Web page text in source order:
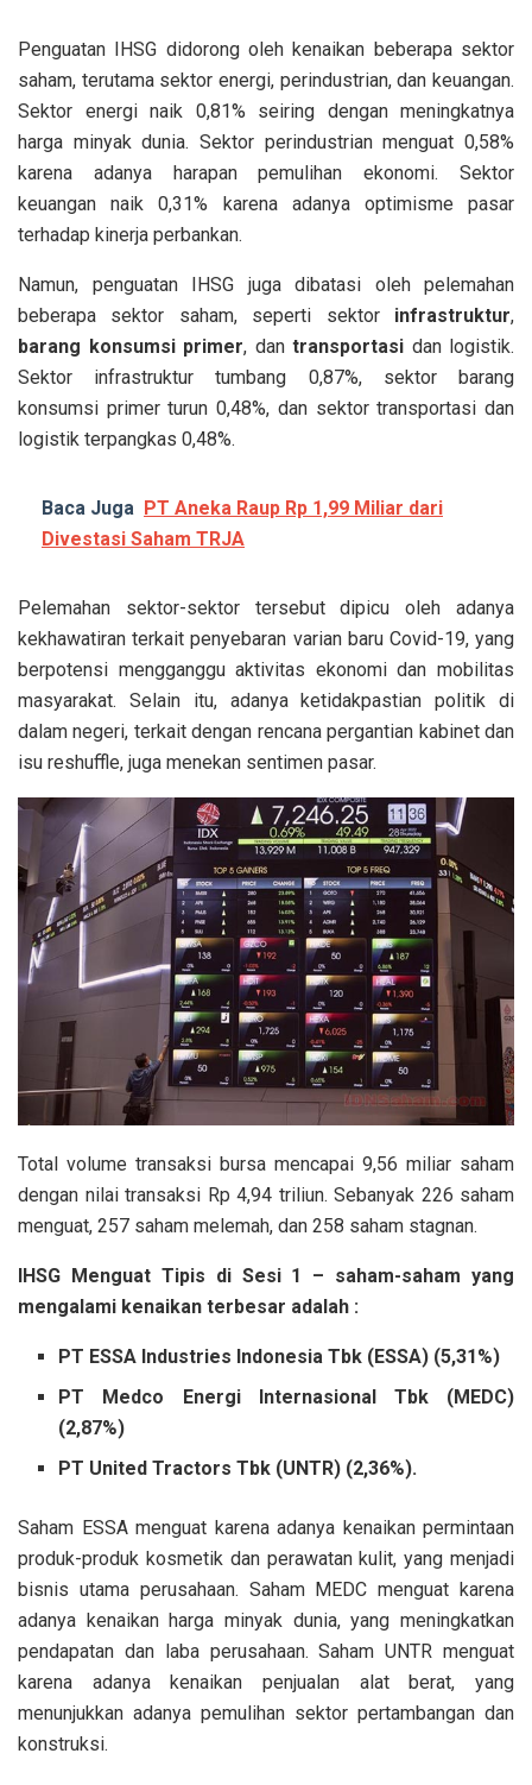
Penguatan IHSG didorong oleh kenaikan beberapa sektor
saham, terutama sektor energi, perindustrian, dan keuangan.
Sektor energi naik 0,81% seiring dengan meningkatnya
harga minyak dunia. Sektor perindustrian menguat 0,58%
karena adanya harapan pemulihan ekonomi. Sektor
keuangan naik 0,31% karena adanya optimisme pasar
terhadap kinerja perbankan.
Namun, penguatan IHSG juga dibatasi oleh pelemahan
beberapa sektor saham, seperti sektor infrastruktur,
barang konsumsi primer, dan transportasi dan logistik.
Sektor infrastruktur tumbang 0,87%, sektor barang
konsumsi primer turun 0,48%, dan sektor transportasi dan
logistik terpangkas 0,48%.
Baca Juga PT Aneka Raup Rp 1,99 Miliar dari
Divestasi Saham TRJA
Pelemahan sektor-sektor tersebut dipicu oleh adanya
kekhawatiran terkait penyebaran varian baru Covid-19, yang
berpotensi mengganggu aktivitas ekonomi dan mobilitas
masyarakat. Selain itu, adanya ketidakpastian politik di
dalam negeri, terkait dengan rencana pergantian kabinet dan
isu reshuffle, juga menekan sentimen pasar.
Total volume transaksi bursa mencapai 9,56 miliar saham
dengan nilai transaksi Rp 4,94 triliun. Sebanyak 226 saham
menguat, 257 saham melemah, dan 258 saham stagnan.
IHSG Menguat Tipis di Sesi 1 – saham-saham yang
mengalami kenaikan terbesar adalah :
PT ESSA Industries Indonesia Tbk (ESSA) (5,31%)
PT Medco Energi Internasional Tbk (MEDC)
(2,87%)
PT United Tractors Tbk (UNTR) (2,36%).
Saham ESSA menguat karena adanya kenaikan permintaan
produk-produk kosmetik dan perawatan kulit, yang menjadi
bisnis utama perusahaan. Saham MEDC menguat karena
adanya kenaikan harga minyak dunia, yang meningkatkan
pendapatan dan laba perusahaan. Saham UNTR menguat
karena adanya kenaikan penjualan alat berat, yang
menunjukkan adanya pemulihan sektor pertambangan dan
konstruksi.